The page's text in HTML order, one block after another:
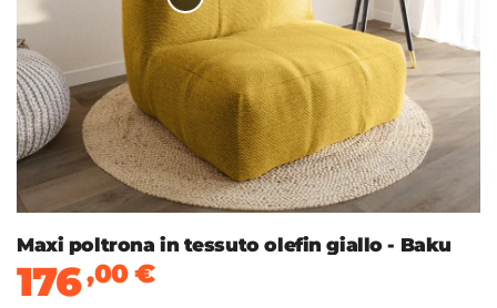
Maxi poltrona in tessuto olefin giallo - Baku
176,00€